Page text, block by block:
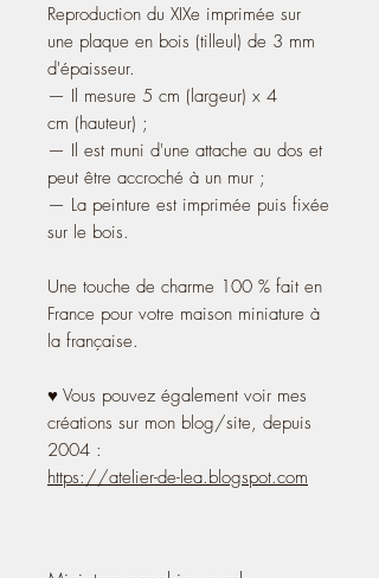
Reproduction du XIXe imprimée sur
une plaque en bois (tilleul) de 3 mm
d'épaisseur.
— Il mesure 5 cm (largeur) x 4
cm (hauteur) ;
— Il est muni d'une attache au dos et
peut être accroché à un mur ;
— La peinture est imprimée puis fixée
sur le bois.
Une touche de charme 100 % fait en
France pour votre maison miniature à
la française.
♥ Vous pouvez également voir mes
créations sur mon blog/site, depuis
2004 :
https://atelier-de-lea.blogspot.com